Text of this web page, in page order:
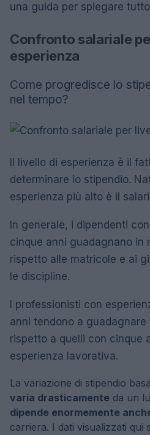
una guida per spiegare
Confronto salariale
esperienza
Come progredisce lo
nel tempo?
Il livello di esperienza è il
determinare lo stipendio.
esperienza più alto è il
In generale, i dipendenti
cinque anni guadagnano in
rispetto alle matricole e ai
le discipline.
I professionisti con
anni tendono a
rispetto a quelli con cinque
esperienza lavorativa.
La variazione di stipendio
varia drasticamente da un
dipende enormemente
carriera. I dati visualizzati qui